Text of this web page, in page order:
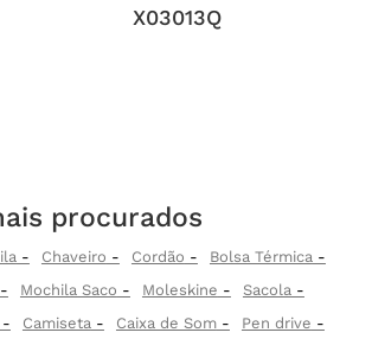
X03013Q
procurados
Chaveiro Cordão
Bolsa Térmica
Mochila Saco Moleskine
Sacola
Camiseta Caixa de Som
Pen drive